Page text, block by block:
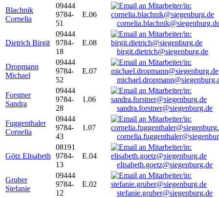
Blachnik
Cornelia
09444
9784-
51
E.06
Dietrich Birgit
09444
9784-
18
E.08
birgit.dietrich@siegenburg.de
Dropmann
Michael
09444
9784-
52
E.07
Forstner
Sandra
09444
9784-
28
1.06
sandra.forstner@siegenburg.de
Fuggenthaler
Cornelia
09444
9784-
43
1.07
Götz Elisabeth
08191
9784-
13
E.04
elisabeth.goetz@siegenburg.de
Gruber
Stefanie
09444
9784-
12
E.02
stefanie.gruber@siegenburg.de